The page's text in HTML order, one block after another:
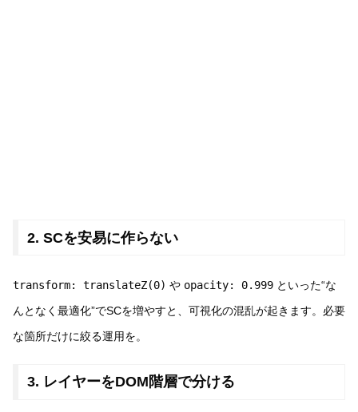
2. SCを安易に作らない
transform: translateZ(0) や opacity: 0.999 といった“な
んとなく最適化”でSCを増やすと、可視化の混乱が起きます。必要
な箇所だけに絞る運用を。
3. レイヤーをDOM階層で分ける